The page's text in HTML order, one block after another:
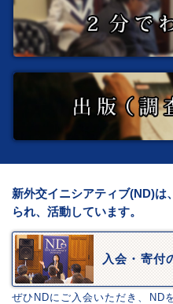
新外交イニシアティブ(ND)は
られ、活動しています。
入会・寄付
ぜひNDにご入会いただき、ND